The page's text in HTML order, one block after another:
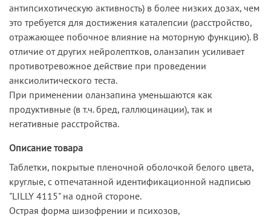
антипсихотическую активность) в более низких дозах, чем
это требуется для достижения каталепсии (расстройство,
отражающее побочное влияние на моторную функцию). В
отличие от других нейролептков, оланзапин усиливает
противотревожное действие при проведении
анксиолитического теста.
При применении оланзапина уменьшаются как
продуктивные (в т.ч. бред, галлюцинации), так и
негативные расстройства.
Описание товара
Таблетки, покрытые пленочной оболочкой белого цвета,
круглые, с отпечатанной идентификационной надписью
"LILLY 4115" на одной стороне.
Острая форма шизофрении и психозов,